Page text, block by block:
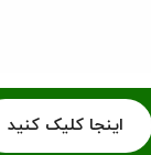
اینجا کلیک کنید